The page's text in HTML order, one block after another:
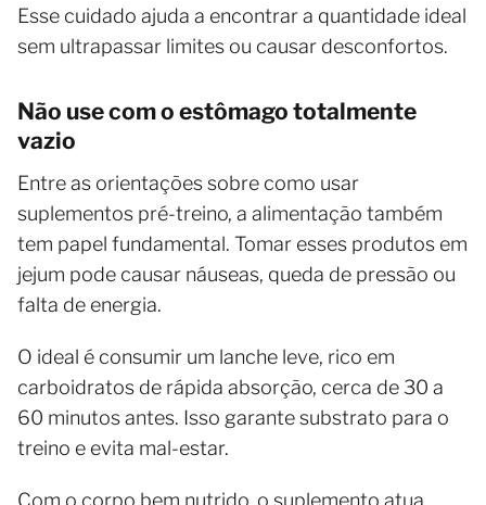
Esse cuidado ajuda a encontrar a quantidade ideal
sem ultrapassar limites ou causar desconfortos.
Não use com o estômago totalmente
vazio
Entre as orientações sobre como usar
suplementos pré-treino, a alimentação também
tem papel fundamental. Tomar esses produtos em
jejum pode causar náuseas, queda de pressão ou
falta de energia.
O ideal é consumir um lanche leve, rico em
carboidratos de rápida absorção, cerca de 30 a
60 minutos antes. Isso garante substrato para o
treino e evita mal-estar.
Com o corpo bem nutrido, o suplemento atua